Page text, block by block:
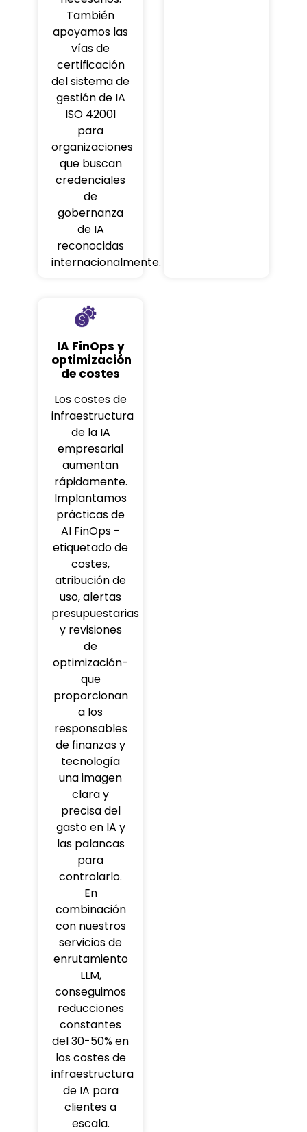
También
apoyamos las
vías de
certificación
del sistema de
gestión de IA
ISO 42001
para
organizaciones
que buscan
credenciales
de
gobernanza
de IA
reconocidas
internacionalmente.
IA FinOps y
optimización
de costes
Los costes de
infraestructura
de la IA
empresarial
aumentan
rápidamente.
Implantamos
prácticas de
AI FinOps -
etiquetado de
costes,
atribución de
uso, alertas
presupuestarias
y revisiones
de
optimización-
que
proporcionan
a los
responsables
de finanzas y
tecnología
una imagen
clara y
precisa del
gasto en IA y
las palancas
para
controlarlo.
En
combinación
con nuestros
servicios de
enrutamiento
LLM,
conseguimos
reducciones
constantes
del 30-50% en
los costes de
infraestructura
de IA para
clientes a
escala.